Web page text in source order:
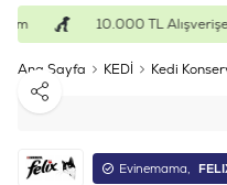
10.000 TL Alışverişe
Ana Sayfa KEDİ Kedi
Paylaş
Evinemama,